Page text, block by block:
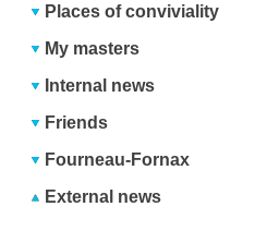
Places of conviviality
My masters
Internal news
Friends
Fourneau-Fornax
External news